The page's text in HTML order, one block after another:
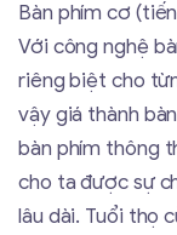
Bàn phím cơ
Với công nghệ
riêng biệt cho
vậy giá thành
bàn phím thông
cho ta được sự
lâu dài. Tuổi thọ